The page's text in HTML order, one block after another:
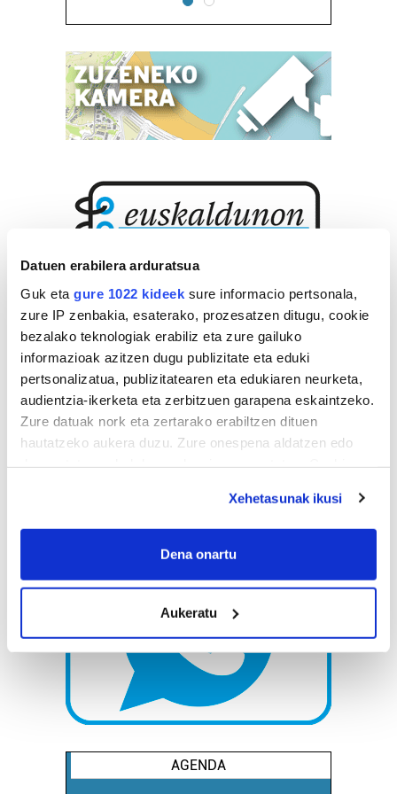
Datuen erabilera arduratsua
Guk eta gure 1022 kideek sure informacio pertsonala,
zure IP zenbakia, esaterako, prozesatzen ditugu, cookie
bezalako teknologiak erabiliz eta zure gailuko
informazioak azitzen dugu publizitate eta eduki
pertsonalizatua, publizitatearen eta edukiaren neurketa,
audientzia-ikerketa eta zerbitzuen garapena eskaintzeko.
Zure datuak nork eta zertarako erabiltzen dituen
hautatzeko aukera duzu. Zure onespena aldatzen edo
If you allow, we would also like to:
Collect information about your geographical
meters
Identify your device by actively scanning it for
specific characteristics (fingerprinting)
Find out more about how your personal data is processed
and set your preferences in the
details section
Guk eta gure bazkideek zure datu pertsonalak
teknologia erabiliz, cookieak adibidez, iragarki eta eduki
Xehetasunak ikusi
Dena onartu
Aukeratu
AGENDA